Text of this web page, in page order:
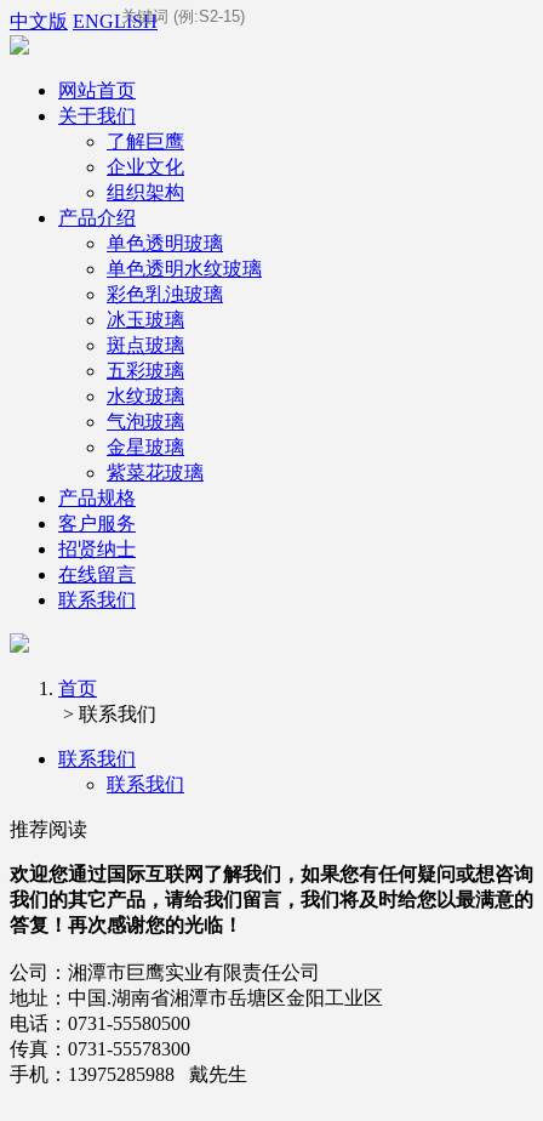
中文版 ENGLISH
网站首页
关于我们
了解巨鹰
企业文化
组织架构
产品介绍
单色透明玻璃
单色透明水纹玻璃
彩色乳浊玻璃
冰玉玻璃
斑点玻璃
五彩玻璃
水纹玻璃
气泡玻璃
金星玻璃
紫菜花玻璃
产品规格
客户服务
招贤纳士
在线留言
联系我们
首页
> 联系我们
联系我们
联系我们
推荐阅读
欢迎您通过国际互联网了解我们，如果您有任何疑问或想咨询
我们的其它产品，请给我们留言，我们将及时给您以最满意的
答复！再次感谢您的光临！
公司：湘潭市巨鹰实业有限责任公司
地址：中国.湖南省湘潭市岳塘区金阳工业区
电话：0731-55580500
传真：0731-55578300
手机：13975285988 戴先生